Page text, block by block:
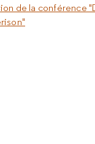
de la conférence